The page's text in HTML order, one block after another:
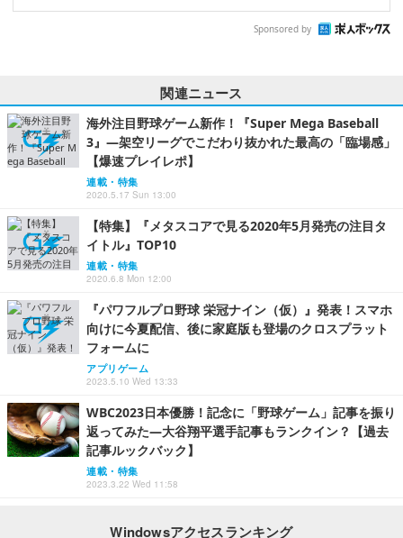
Sponsored by
関連ニュース
海外注目野球ゲーム新作！『Super Mega Baseball
3』―架空リーグでこだわり抜かれた最高の「臨場感」
【爆速プレイレポ】
連載・特集
2020.5.17 Sun 13:00
【特集】『メタスコアで見る2020年5月発売の注目タ
イトル』TOP10
連載・特集
2020.6.8 Mon 12:00
『パワフルプロ野球 栄冠ナイン（仮）』発表！スマホ
向けに今夏配信、後に家庭版も登場のクロスプラット
フォームに
アプリゲーム
2023.5.10 Wed 13:33
WBC2023日本優勝！記念に「野球ゲーム」記事を振り
返ってみた―大谷翔平選手記事もランクイン？【過去
記事ルックバック】
連載・特集
2023.3.22 Wed 11:58
Windowsアクセスランキング